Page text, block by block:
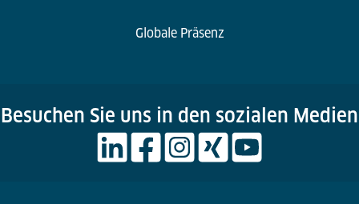
Globale Präsenz
Besuchen Sie uns in den sozialen Medien